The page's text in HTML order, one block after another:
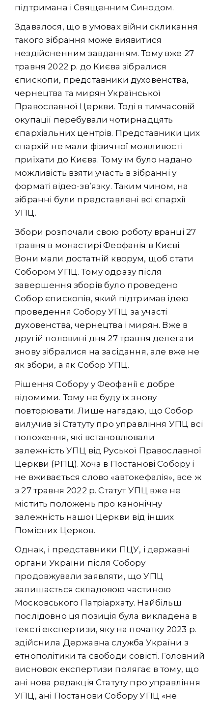
підтримана і Священним Синодом.
Здавалося, що в умовах війни скликання
такого зібрання може виявитися
нездійсненним завданням. Тому вже 27
травня 2022 р. до Києва зібралися
єпископи, представники духовенства,
чернецтва та мирян Української
Православної Церкви. Тоді в тимчасовій
окупації перебували чотирнадцять
єпархіальних центрів. Представники цих
єпархій не мали фізичної можливості
приїхати до Києва. Тому їм було надано
можливість взяти участь в зібранні у
форматі відео-зв’язку. Таким чином, на
зібранні були представлені всі єпархії
УПЦ.
Збори розпочали свою роботу вранці 27
травня в монастирі Феофанія в Києві.
Вони мали достатній кворум, щоб стати
Собором УПЦ. Тому одразу після
завершення зборів було проведено
Собор єпископів, який підтримав ідею
проведення Собору УПЦ за участі
духовенства, чернецтва і мирян. Вже в
другій половині дня 27 травня делегати
знову зібралися на засідання, але вже не
як збори, а як Собор УПЦ.
Рішення Собору у Феофанії є добре
відомими. Тому не буду їх знову
повторювати. Лише нагадаю, що Собор
вилучив зі Статуту про управління УПЦ всі
положення, які встановлювали
залежність УПЦ від Руської Православної
Церкви (РПЦ). Хоча в Постанові Собору і
не вживається слово «автокефалія», все ж
з 27 травня 2022 р. Статут УПЦ вже не
містить положень про канонічну
залежність нашої Церкви від інших
Помісних Церков.
Однак, і представники ПЦУ, і державні
органи України після Собору
продовжували заявляти, що УПЦ
залишається складовою частиною
Московського Патріархату. Найбільш
послідовно ця позиція була викладена в
тексті експертизи, яку на початку 2023 р.
здійснила Державна служба України з
етнополітики та свободи совісті. Головний
висновок експертизи полягає в тому, що
ані нова редакція Статуту про управління
УПЦ, ані Постанови Собору УПЦ «не